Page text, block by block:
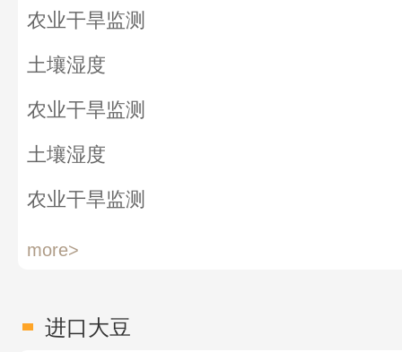
农业干旱监测
土壤湿度
农业干旱监测
土壤湿度
农业干旱监测
more>
进口大豆